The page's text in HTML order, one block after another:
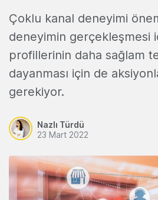
Çoklu kanal deneyimi
deneyimin gerçekleşmesi
profillerinin daha sağlam
dayanması için de
gerekiyor.
Nazlı Türdü
23 Mart 2022